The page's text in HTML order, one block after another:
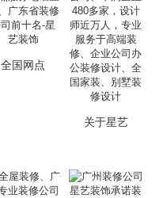
全国网点
关于星艺